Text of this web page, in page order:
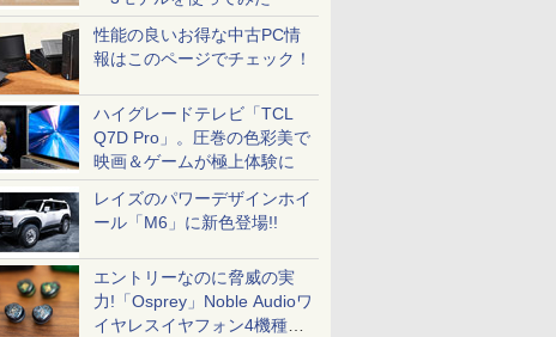
性能の良いお得な中古PC情
報はこのページでチェック！
ハイグレードテレビ「TCL
Q7D Pro」。圧巻の色彩美で
映画＆ゲームが極上体験に
レイズのパワーデザインホイ
ール「M6」に新色登場!!
エントリーなのに脅威の実
力!「Osprey」Noble Audioワ
イヤレスイヤフォン4機種を